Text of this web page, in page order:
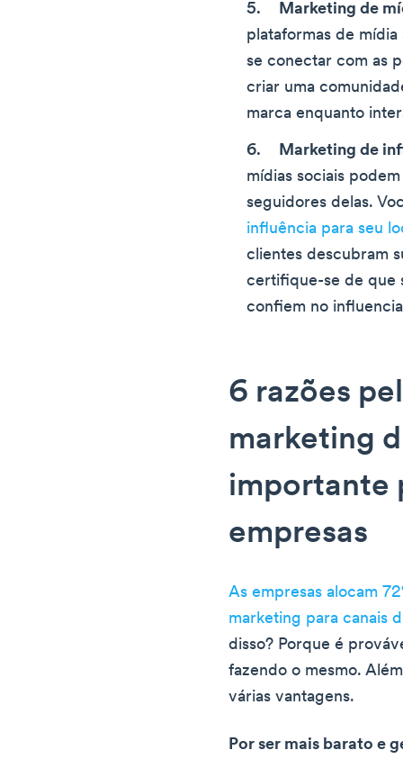
Marketing de
plataformas de
se conectar com as
criar uma
marca enquanto
Marketing de
mídias sociais
seguidores delas.
influência para seu
clientes descubram
certifique-se de que
confiem no
6 razões
marketing
importante
empresas
As empresas alocam
marketing para canais
disso? Porque é
fazendo o mesmo.
várias vantagens.
Por ser mais barato e